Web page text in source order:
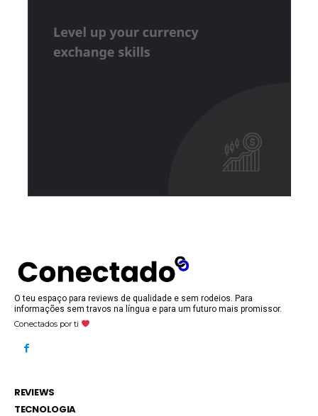
O teu espaço para reviews de qualidade e sem rodeios. Para
informações sem travos na língua e para um futuro mais promissor.
Conectados por ti
REVIEWS
TECNOLOGIA